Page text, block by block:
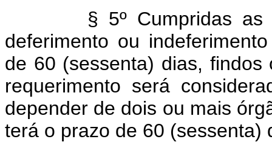
§ 5º Cumpridas as
deferimento ou
de 60 (sessenta) dias,
requerimento será
depender de dois ou mais
terá o prazo de 60 (sessenta)